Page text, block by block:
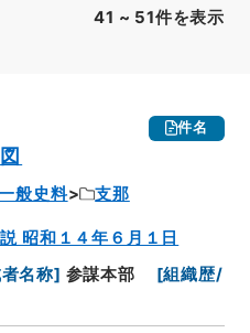
41 ~ 51件を表示
件名
般史料
支那
昭和１４年６月１日
名称] 参謀本部 [組織歴/